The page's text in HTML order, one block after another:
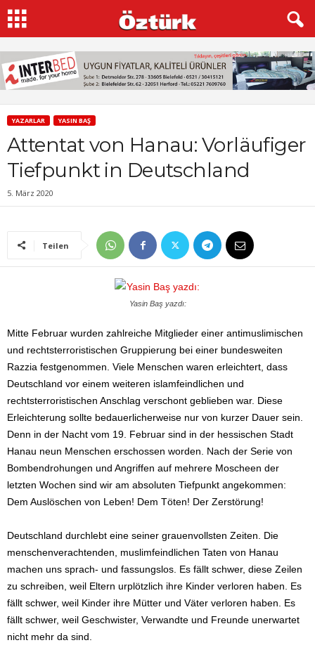
YAZARLAR YASIN BAŞ
Attentat von Hanau: Vorläufiger
Tiefpunkt in Deutschland
5. März 2020
Teilen
Yasin Baş yazdı:
Mitte Februar wurden zahlreiche Mitglieder einer antimuslimischen
und rechtsterroristischen Gruppierung bei einer bundesweiten
Razzia festgenommen. Viele Menschen waren erleichtert, dass
Deutschland vor einem weiteren islamfeindlichen und
rechtsterroristischen Anschlag verschont geblieben war. Diese
Erleichterung sollte bedauerlicherweise nur von kurzer Dauer sein.
Denn in der Nacht vom 19. Februar sind in der hessischen Stadt
Hanau neun Menschen erschossen worden. Nach der Serie von
Bombendrohungen und Angriffen auf mehrere Moscheen der
letzten Wochen sind wir am absoluten Tiefpunkt angekommen:
Dem Auslöschen von Leben! Dem Töten! Der Zerstörung!
Deutschland durchlebt eine seiner grauenvollsten Zeiten. Die
menschenverachtenden, muslimfeindlichen Taten von Hanau
machen uns sprach- und fassungslos. Es fällt schwer, diese Zeilen
zu schreiben, weil Eltern urplötzlich ihre Kinder verloren haben. Es
fällt schwer, weil Kinder ihre Mütter und Väter verloren haben. Es
fällt schwer, weil Geschwister, Verwandte und Freunde unerwartet
nicht mehr da sind.